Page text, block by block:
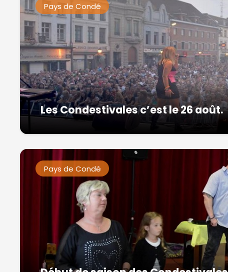
Pays de Condé
Les Condestivales c’est le 26 août.
Pays de Condé